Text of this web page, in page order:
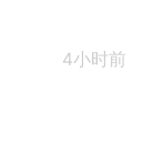
4小时前